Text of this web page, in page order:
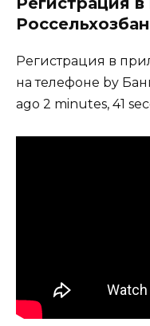
Регистрация в
на телефоне by
ago 2 minutes, 41